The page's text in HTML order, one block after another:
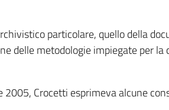
particolare, quello della
delle metodologie impiegate per
Crocetti esprimeva alcune